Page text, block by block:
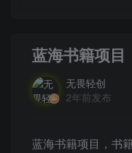
蓝海书籍项目
无畏轻创
2年前发布
蓝海书籍项目，书